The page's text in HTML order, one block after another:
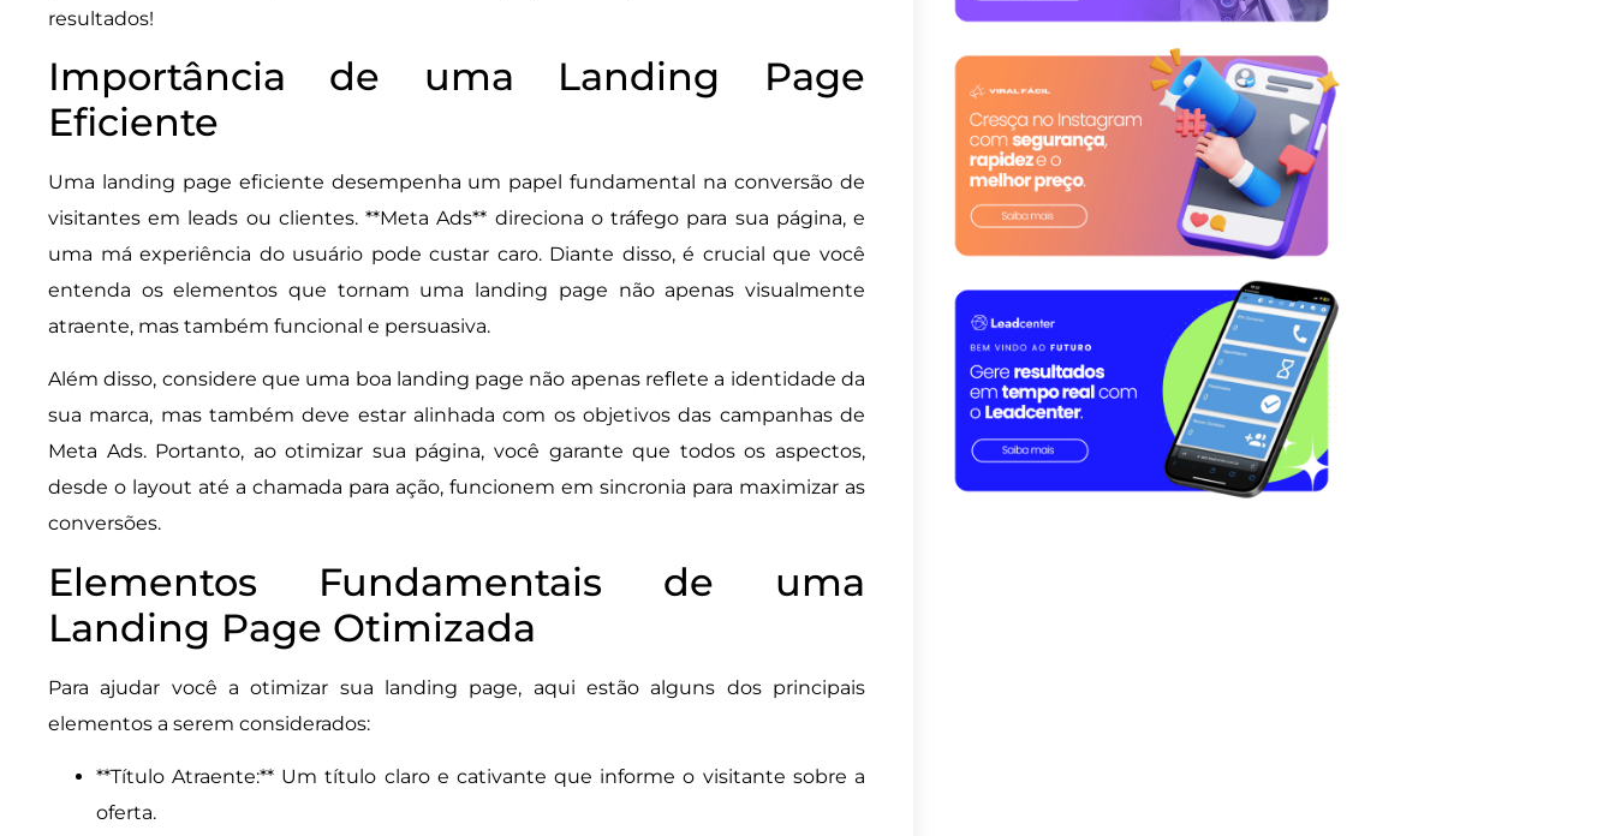
resultados!
Importância de uma Landing Page
Eficiente
Uma landing page eficiente desempenha um papel fundamental na conversão de
visitantes em leads ou clientes. **Meta Ads** direciona o tráfego para sua página, e
uma má experiência do usuário pode custar caro. Diante disso, é crucial que você
entenda os elementos que tornam uma landing page não apenas visualmente
atraente, mas também funcional e persuasiva.
Além disso, considere que uma boa landing page não apenas reflete a identidade da
sua marca, mas também deve estar alinhada com os objetivos das campanhas de
Meta Ads. Portanto, ao otimizar sua página, você garante que todos os aspectos,
desde o layout até a chamada para ação, funcionem em sincronia para maximizar as
conversões.
Elementos Fundamentais de uma
Landing Page Otimizada
Para ajudar você a otimizar sua landing page, aqui estão alguns dos principais
elementos a serem considerados:
**Título Atraente:** Um título claro e cativante que informe o visitante sobre a
oferta.